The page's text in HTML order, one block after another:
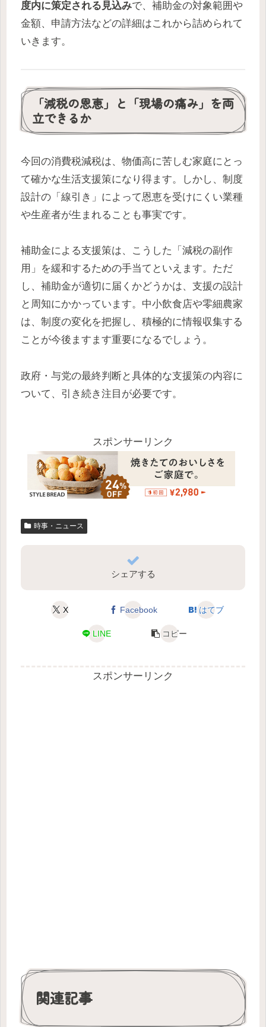
度内に策定される見込みで、補助金の対象範囲や
金額、申請方法などの詳細はこれから詰められて
いきます。
「減税の恩恵」と「現場の痛み」を両
立できるか
今回の消費税減税は、物価高に苦しむ家庭にとっ
て確かな生活支援策になり得ます。しかし、制度
設計の「線引き」によって恩恵を受けにくい業種
や生産者が生まれることも事実です。
補助金による支援策は、こうした「減税の副作
用」を緩和するための手当てといえます。ただ
し、補助金が適切に届くかどうかは、支援の設計
と周知にかかっています。中小飲食店や零細農家
は、制度の変化を把握し、積極的に情報収集する
ことが今後ますます重要になるでしょう。
政府・与党の最終判断と具体的な支援策の内容に
ついて、引き続き注目が必要です。
スポンサーリンク
時事・ニュース
シェアする
X Facebook はてブ
LINE コピー
スポンサーリンク
関連記事